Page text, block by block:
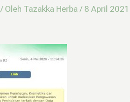
/ Oleh Tazakka Herba / 8 April 2021